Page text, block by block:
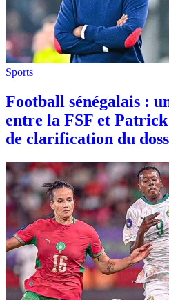
Sports
Football sénégalais :
entre la FSF et
de clarification du